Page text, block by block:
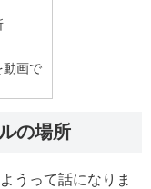
動画で
の場所
うって話になりま